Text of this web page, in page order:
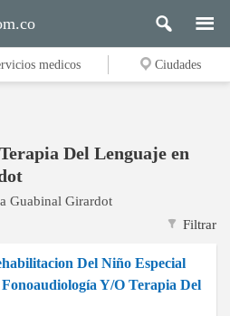
medicos Ciudades
Del Lenguaje en
Guabinal Girardot
Filtrar
Del Niño Especial
Fonoaudiología Y/O Terapia Del